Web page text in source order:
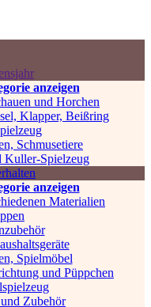
anzeigen
und Horchen
Klapper, Beißring
Schmusetiere
Kuller-Spielzeug
anzeigen
Materialien
Spielmöbel
und Püppchen
Zubehör